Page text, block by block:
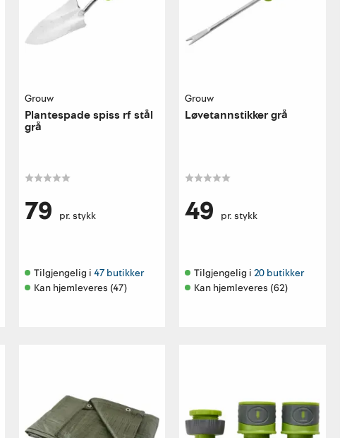
Grouw
Plantespade spiss rf stål
grå
79 pr. stykk
Tilgjengelig i 47 butikker
Kan hjemleveres (47)
Grouw
Løvetannstikker grå
49 pr. stykk
Tilgjengelig i 20 butikker
Kan hjemleveres (62)